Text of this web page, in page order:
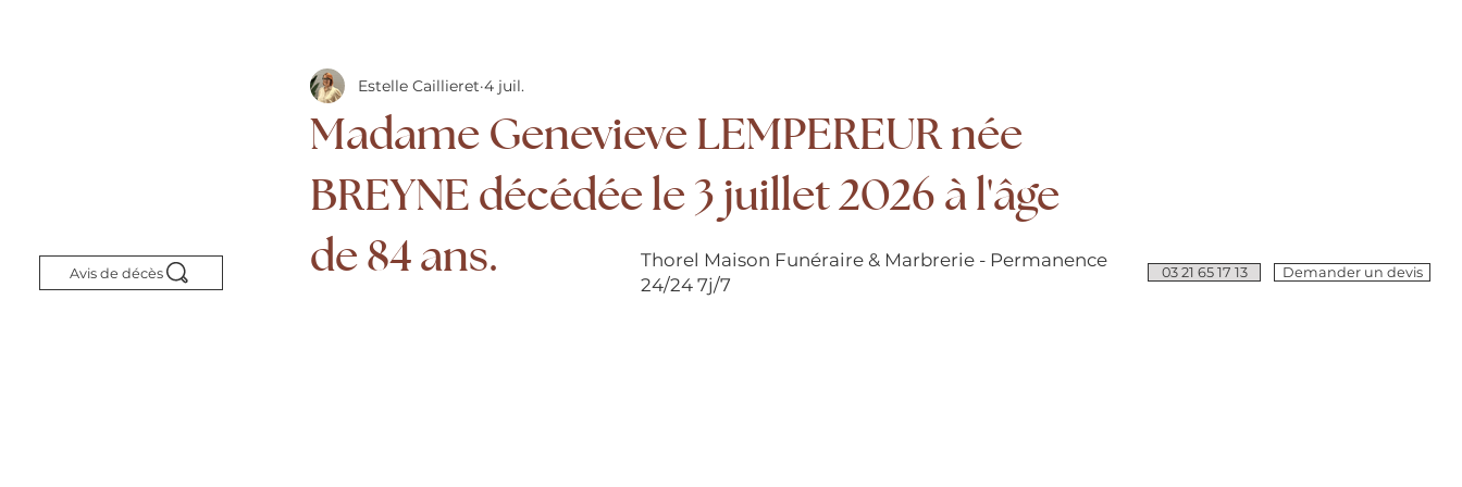
Avis de décès
Thorel Maison Funéraire & Marbrerie - Permanence
24/24 7j/7
03 21 65 17 13 Demander un devis
Madame Genevieve LEMPEREUR née
BREYNE décédée le 3 juillet 2026 à l'âge
de 84 ans.
Estelle Caillieret 4 juil.